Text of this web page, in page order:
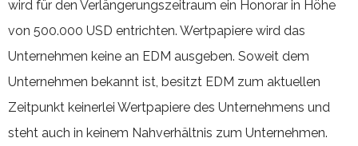
wird für den Verlängerungszeitraum ein Honorar in Höhe
von 500.000 USD entrichten. Wertpapiere wird das
Unternehmen keine an EDM ausgeben. Soweit dem
Unternehmen bekannt ist, besitzt EDM zum aktuellen
Zeitpunkt keinerlei Wertpapiere des Unternehmens und
steht auch in keinem Nahverhältnis zum Unternehmen.